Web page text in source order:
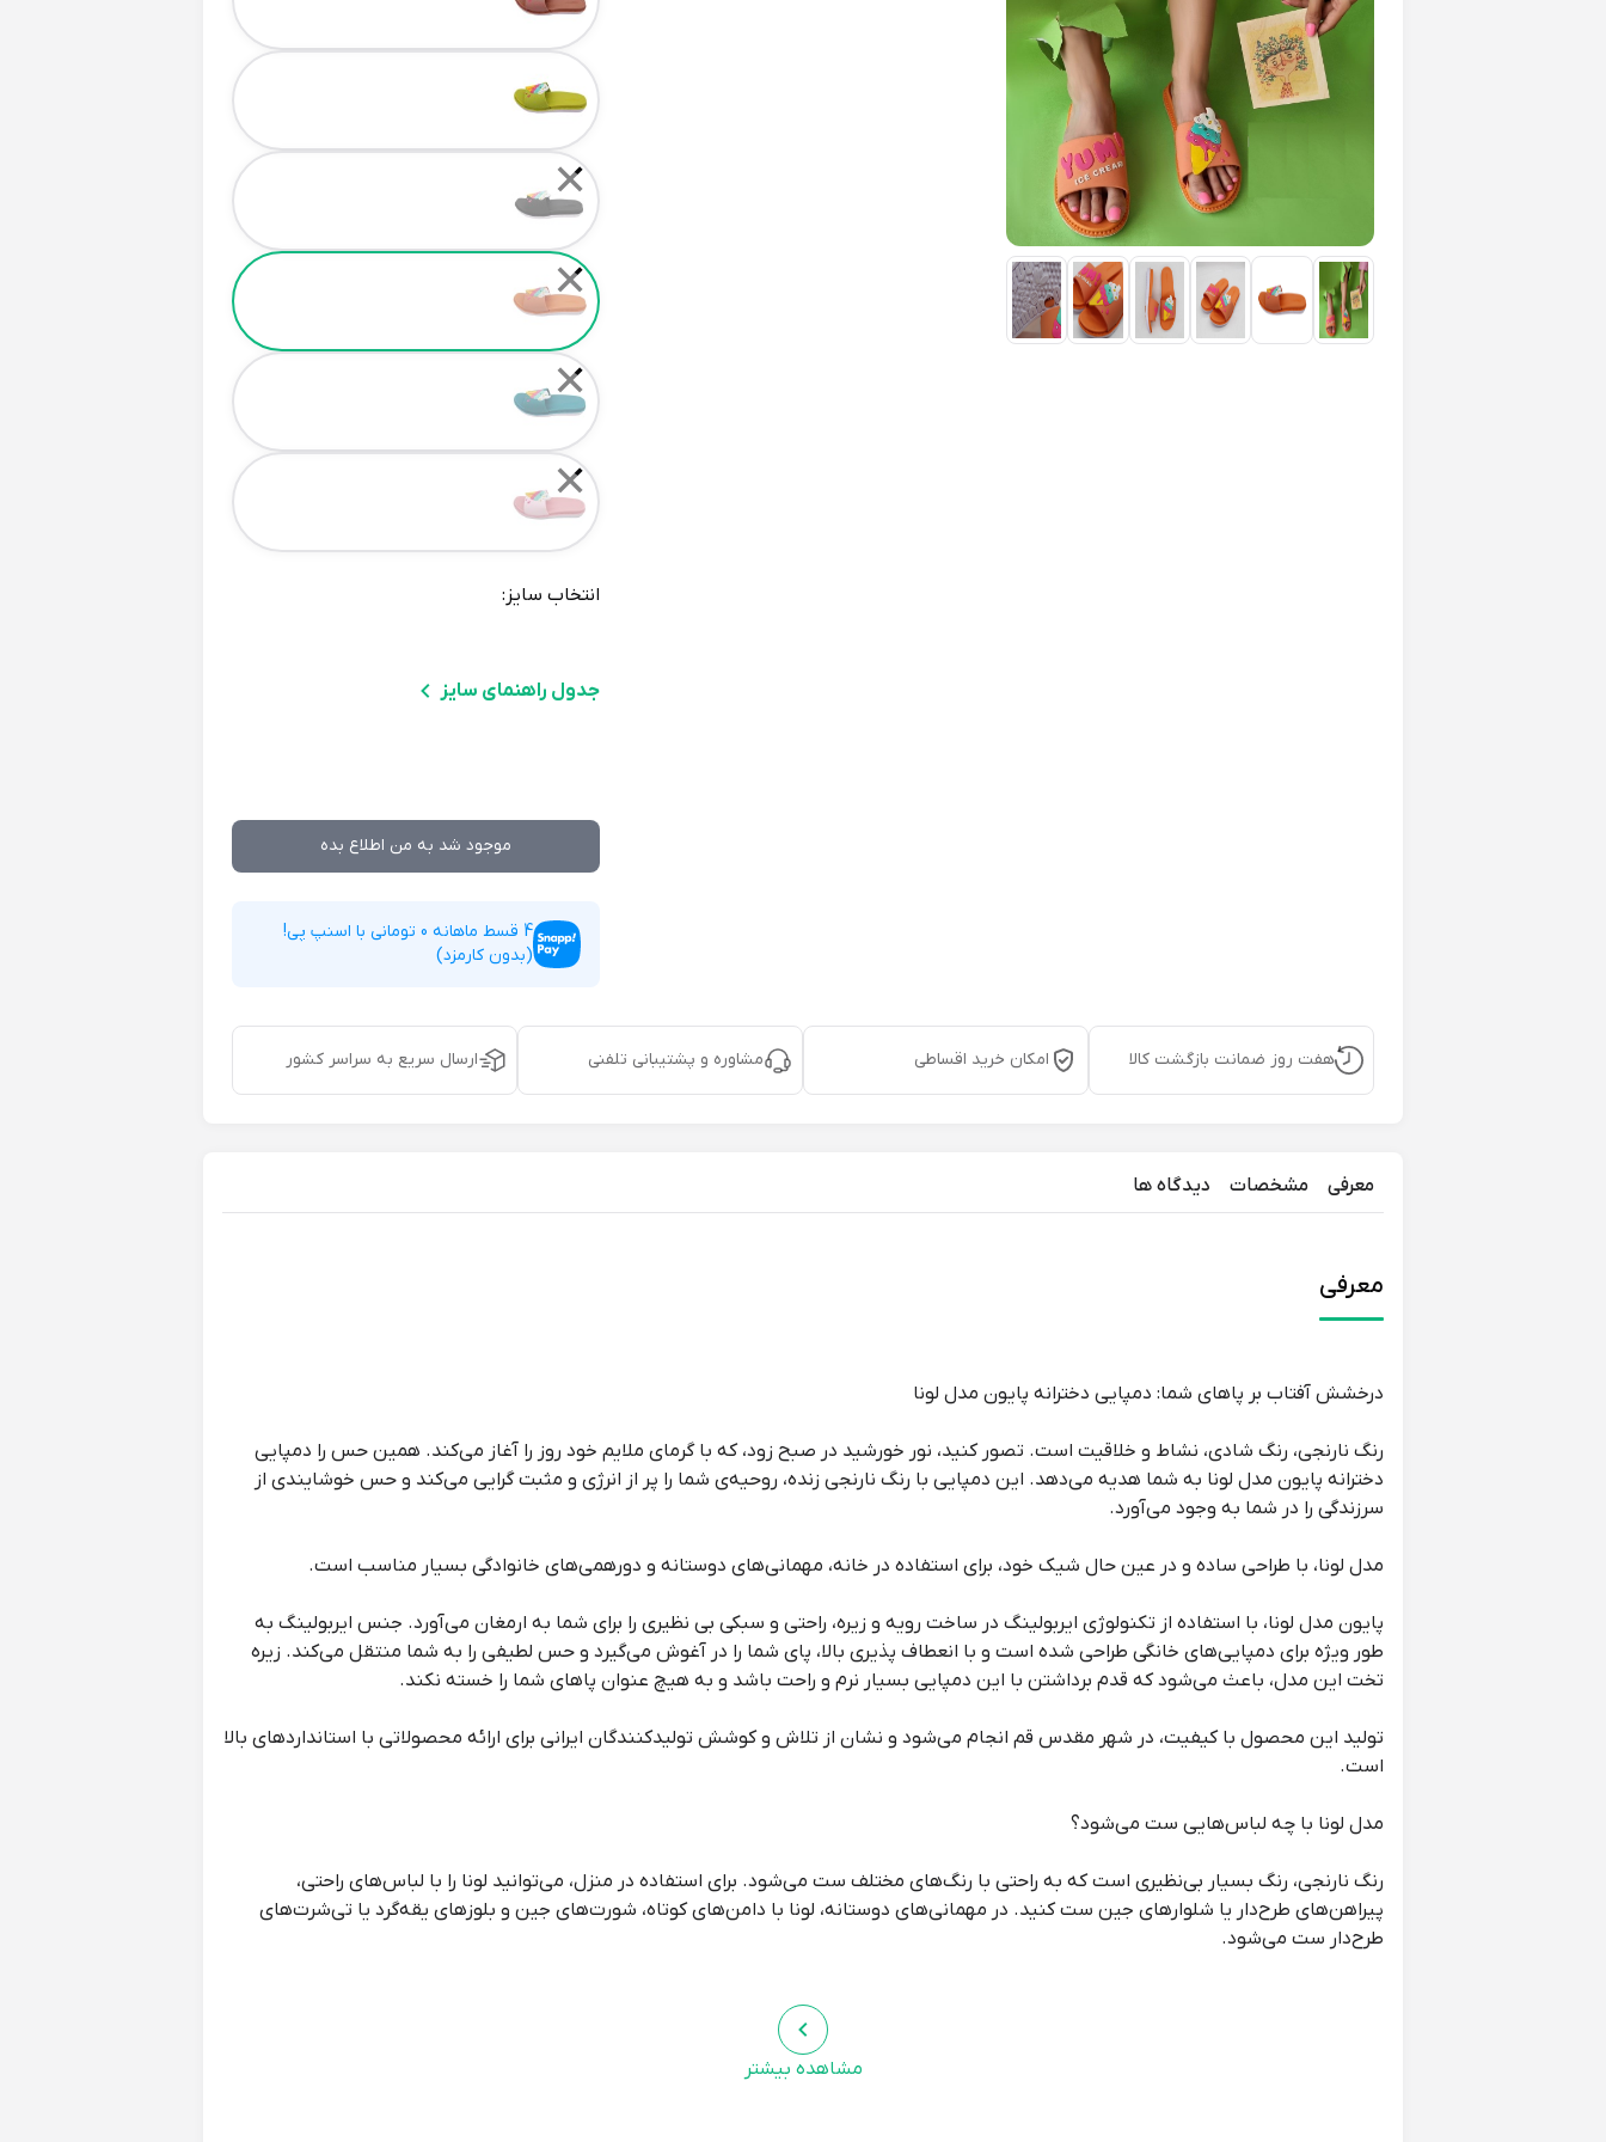
✕
✕
✕
✕
انتخاب سایز:
جدول راهنمای سایز
موجود شد به من اطلاع بده
4 قسط ماهانه 0 تومانی با اسنپ پی!
(بدون کارمزد)
هفت روز ضمانت بازگشت کالا امکان خرید اقساطی مشاوره و پشتیبانی تلفنی ارسال سریع به سراسر کشور
معرفی مشخصات دیدگاه ها
معرفی
درخشش آفتاب بر پاهای شما: دمپایی دخترانه پایون مدل لونا
رنگ نارنجی، رنگ شادی، نشاط و خلاقیت است. تصور کنید، نور خورشید در صبح زود، که با گرمای ملایم خود روز را آغاز می‌کند. همین حس را دمپایی
دخترانه پایون مدل لونا به شما هدیه می‌دهد. این دمپایی با رنگ نارنجی زنده، روحیه‌ی شما را پر از انرژی و مثبت گرایی می‌کند و حس خوشایندی از
سرزندگی را در شما به وجود می‌آورد.
مدل لونا، با طراحی ساده و در عین حال شیک خود، برای استفاده در خانه، مهمانی‌های دوستانه و دورهمی‌های خانوادگی بسیار مناسب است.
پایون مدل لونا، با استفاده از تکنولوژی ایربولینگ در ساخت رویه و زیره، راحتی و سبکی بی نظیری را برای شما به ارمغان می‌آورد. جنس ایربولینگ به
طور ویژه برای دمپایی‌های خانگی طراحی شده است و با انعطاف پذیری بالا، پای شما را در آغوش می‌گیرد و حس لطیفی را به شما منتقل می‌کند. زیره
تخت این مدل، باعث می‌شود که قدم برداشتن با این دمپایی بسیار نرم و راحت باشد و به هیچ عنوان پاهای شما را خسته نکند.
تولید این محصول با کیفیت، در شهر مقدس قم انجام می‌شود و نشان از تلاش و کوشش تولیدکنندگان ایرانی برای ارائه محصولاتی با استانداردهای بالا
است.
مدل لونا با چه لباس‌هایی ست می‌شود؟
رنگ نارنجی، رنگ بسیار بی‌نظیری است که به راحتی با رنگ‌های مختلف ست می‌شود. برای استفاده در منزل، می‌توانید لونا را با لباس‌های راحتی،
پیراهن‌های طرح‌دار یا شلوارهای جین ست کنید. در مهمانی‌های دوستانه، لونا با دامن‌های کوتاه، شورت‌های جین و بلوزهای یقه‌گرد یا تی‌شرت‌های
طرح‌دار ست می‌شود.
مدل لونا، با طراحی ساده و رنگ شاد خود، برای افرادی که به دنبال راحتی، سبکی و استایل شیک هستند، بسیار مناسب است. اگر شما از آن دسته افرادی
هستید که به رنگ‌ها و طراحی‌های شاد و پرنشاط علاقه‌مند هستید، مدل لونا انتخابی عالی برای شما خواهد بود.
مشاهده بیشتر